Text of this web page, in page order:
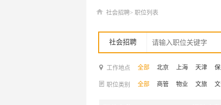
社会招聘> 职位列表
社会招聘
工作地点 全部 北京 上海 天津
职位类别 全部 商管 物业 文旅